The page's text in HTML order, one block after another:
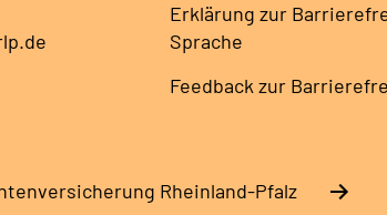
Erklärung zur
Sprache
Feedback zur
Rheinland-Pfalz